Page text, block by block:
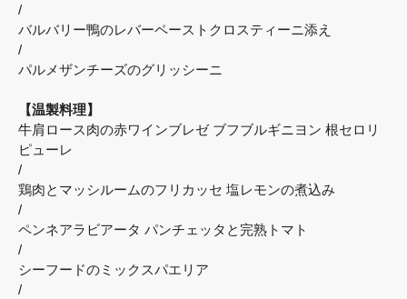
/
バルバリー鴨のレバーペーストクロスティーニ添え
/
パルメザンチーズのグリッシーニ
【温製料理】
牛肩ロース肉の赤ワインブレゼ ブフブルギニヨン 根セロリ
ピューレ
/
鶏肉とマッシルームのフリカッセ 塩レモンの煮込み
/
ペンネアラビアータ パンチェッタと完熟トマト
/
シーフードのミックスパエリア
/